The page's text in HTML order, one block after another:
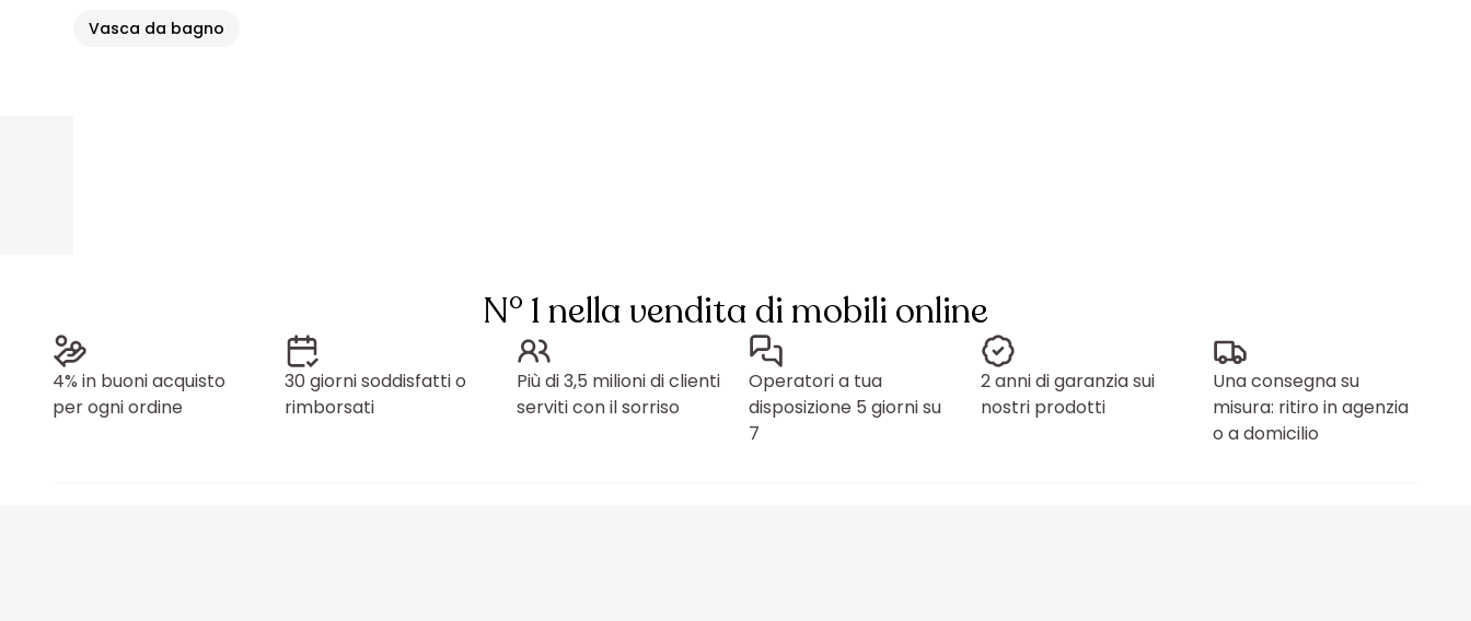
Vasca da bagno
N° 1 nella vendita di mobili online
4% in buoni acquisto
per ogni ordine
30 giorni soddisfatti o
rimborsati
Più di 3,5 milioni di clienti
serviti con il sorriso
Operatori a tua
disposizione 5 giorni su
7
2 anni di garanzia sui
nostri prodotti
Una consegna su
misura: ritiro in agenzia
o a domicilio